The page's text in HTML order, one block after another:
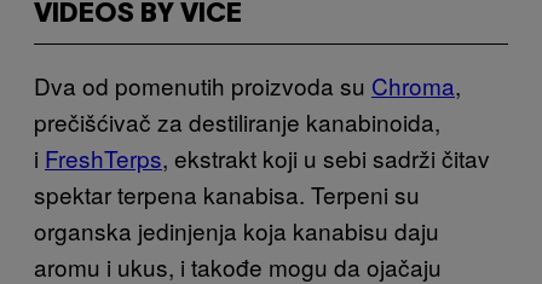
VIDEOS BY VICE
Dva od pomenutih proizvoda su Chroma,
prečišćivač za destiliranje kanabinoida,
i FreshTerps, ekstrakt koji u sebi sadrži čitav
spektar terpena kanabisa. Terpeni su
organska jedinjenja koja kanabisu daju
aromu i ukus, i takođe mogu da ojačaju